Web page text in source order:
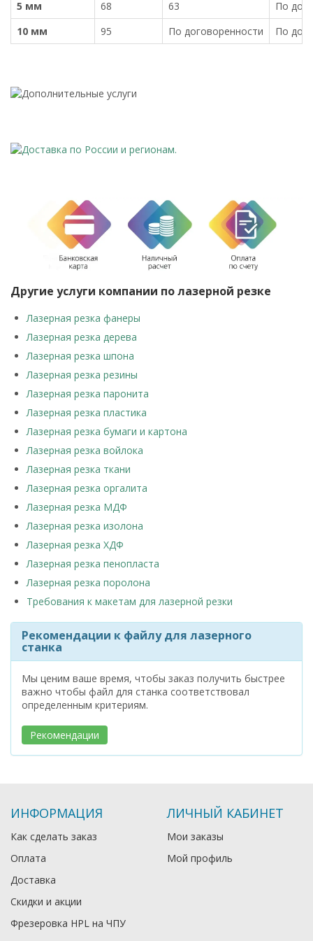
5 мм
68 63
По
10 мм
95 По договоренности По
Другие услуги компании по лазерной резке
Лазерная резка фанеры
Лазерная резка дерева
Лазерная резка шпона
Лазерная резка резины
Лазерная резка паронита
Лазерная резка пластика
Лазерная резка бумаги и картона
Лазерная резка войлока
Лазерная резка ткани
Лазерная резка оргалита
Лазерная резка МДФ
Лазерная резка изолона
Лазерная резка ХДФ
Лазерная резка пенопласта
Лазерная резка поролона
Требования к макетам для лазерной резки
Рекомендации к файлу для лазерного
станка
Мы ценим ваше время, чтобы заказ получить быстрее
важно чтобы файл для станка соответствовал
определенным критериям.
Рекомендации
ИНФОРМАЦИЯ
Как сделать заказ
Оплата
Доставка
Скидки и акции
Фрезеровка HPL на ЧПУ
ЛИЧНЫЙ КАБИНЕТ
Мои заказы
Мой профиль